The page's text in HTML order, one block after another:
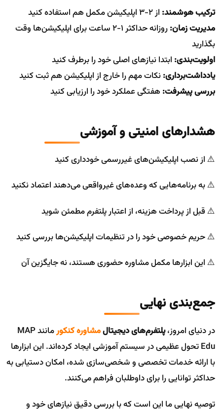
ترکیب هوشمند: از 2-3 اپلیکیشن مکمل هم استفاده کنید
مدیریت زمان:
روزانه حداکثر 1-2 ساعت برای اپلیکیشن‌ها وقت
بگذارید
اولویت‌بندی: ابتدا نیازهای اصلی خود را برطرف کنید
یادداشت‌برداری:نکات مهم را خارج از اپلیکیشن هم ثبت کنید
بررسی پیشرفت: هفتگی عملکرد خود را ارزیابی کنید
هشدارهای امنیتی و آموزشی
⚠️ از نصب اپلیکیشن‌های غیررسمی خودداری کنید
⚠️ به برنامه‌هایی که وعده‌های غیرواقعی می‌دهند اعتماد نکنید
⚠️ قبل از پرداخت هزینه، از اعتبار پلتفرم مطمئن شوید
⚠️ حریم خصوصی خود را در تنظیمات اپلیکیشن‌ها بررسی کنید
⚠️ این ابزارها مکمل مشاوره حضوری هستند، نه جایگزین آن
جمع‌بندی نهایی
در دنیای امروز،پلتفرم‌های دیجیتالمشاوره کنکور
مانند MAP
Edu تحول عظیمی در سیستم آموزشی ایجاد کرده‌اند. این ابزارها
با ارائه خدمات تخصصی و شخصی‌سازی شده، امکان دستیابی به
حداکثر توانایی را برای داوطلبان فراهم می‌کنند.
توصیه نهایی ما این است که با بررسی دقیق نیازهای خود و